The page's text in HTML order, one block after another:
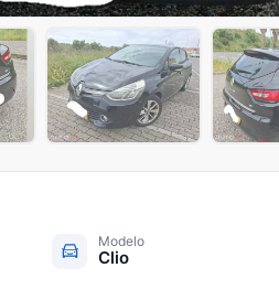
Modelo
Clio